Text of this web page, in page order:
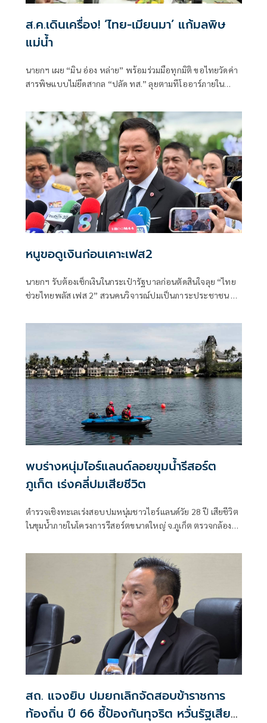
ส.ค.เดินเครื่อง! ‘ไทย-เมียนมา’ แก้มลพิษ
แม่นํ้า
นายกฯ เผย “มิน อ่อง หล่าย” พร้อมร่วมมือทุกมิติ ขอไทยวัดค่า
สารพิษแบบไม่ยึดสากล “ปลัด ทส.” ลุยตามทีโออาร์ภายใน
การทูตไทยบนเวทีโลก
หนูขอดูเงินก่อนเคาะเฟส2
นายกฯ รับต้องเช็กเงินในกระเป๋ารัฐบาลก่อนตัดสินใจลุย “ไทย
ช่วยไทยพลัส เฟส 2” สวนคนวิจารณ์ปมเป็นภาระประชาชน ชี้
ไทยพลัสหรือไม่
พบร่างหนุ่มไอร์แลนด์ลอยขุมน้ำรีสอร์ต
ภูเก็ต เร่งคลี่ปมเสียชีวิต
ตำรวจเชิงทะเลเร่งสอบปมหนุ่มชาวไอร์แลนด์วัย 28 ปี เสียชีวิต
ในขุมน้ำภายในโครงการรีสอร์ตขนาดใหญ่ จ.ภูเก็ต ตรวจกล้อง
ประสานสถานทูตแจ้งครอบครัวแล้ว
สถ. แจงยิบ ปมยกเลิกจัดสอบข้าราชการ
ท้องถิ่น ปี 66 ชี้ป้องกันทุจริต หวั่นรัฐเสีย